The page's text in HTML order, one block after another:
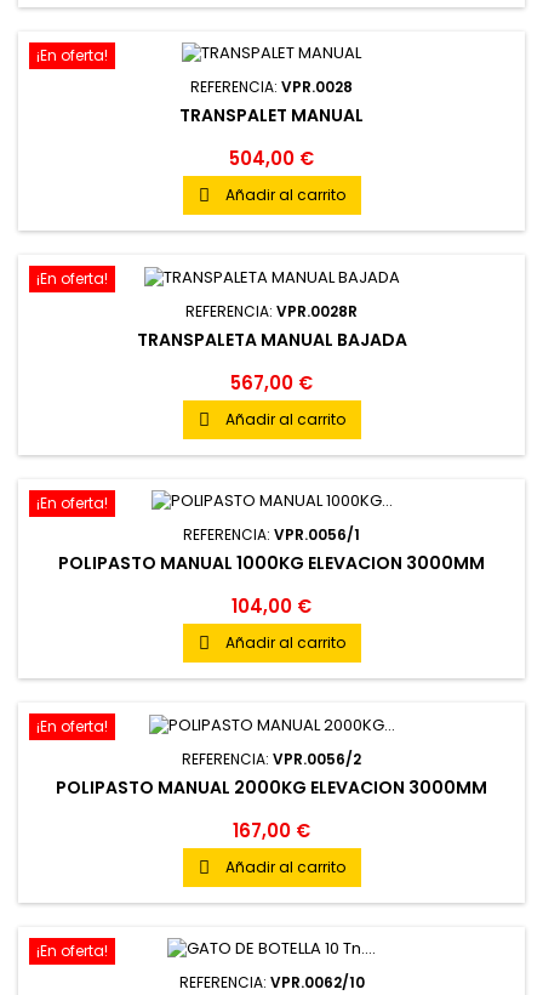
¡En oferta!
REFERENCIA: VPR.0028
TRANSPALET MANUAL
504,00 €
 Añadir al carrito
¡En oferta!
REFERENCIA: VPR.0028R
TRANSPALETA MANUAL BAJADA
567,00 €
 Añadir al carrito
¡En oferta!
REFERENCIA: VPR.0056/1
POLIPASTO MANUAL 1000KG ELEVACION 3000MM
104,00 €
 Añadir al carrito
¡En oferta!
REFERENCIA: VPR.0056/2
POLIPASTO MANUAL 2000KG ELEVACION 3000MM
167,00 €
 Añadir al carrito
¡En oferta!
REFERENCIA: VPR.0062/10